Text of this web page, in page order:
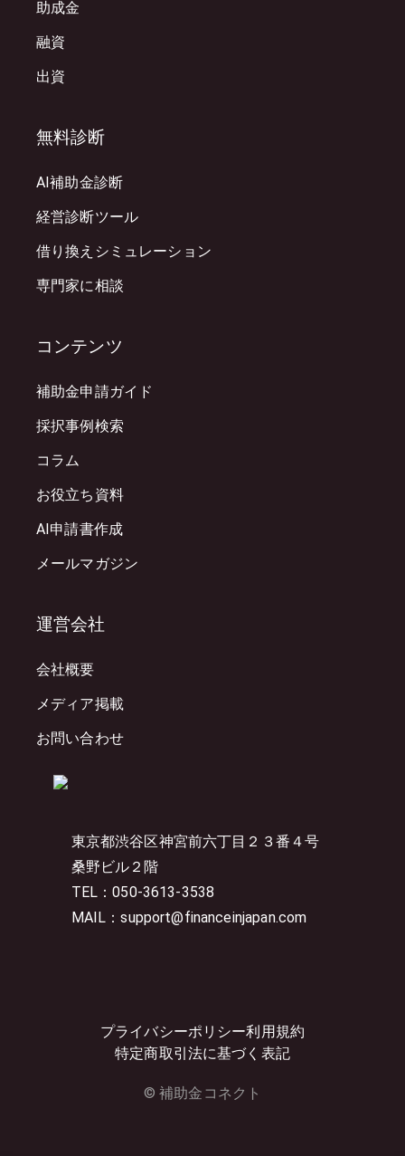
東京都渋谷区神宮前六丁目２３番４号
桑野ビル２階
TEL：050-3613-3538
MAIL：support@financeinjapan.com
プライバシーポリシー利用規約
特定商取引法に基づく表記
© 補助金コネクト
助成金
融資
出資
無料診断
AI補助金診断
経営診断ツール
借り換えシミュレーション
専門家に相談
コンテンツ
補助金申請ガイド
採択事例検索
コラム
お役立ち資料
AI申請書作成
メールマガジン
運営会社
会社概要
メディア掲載
お問い合わせ